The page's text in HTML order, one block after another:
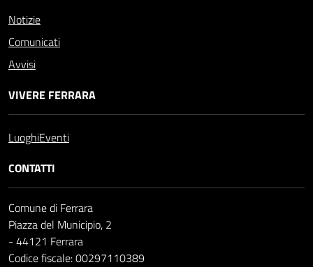
Notizie
Comunicati
Avvisi
VIVERE FERRARA
LuoghiEventi
CONTATTI
Comune di Ferrara
Piazza del Municipio, 2
- 44121 Ferrara
Codice fiscale: 00297110389